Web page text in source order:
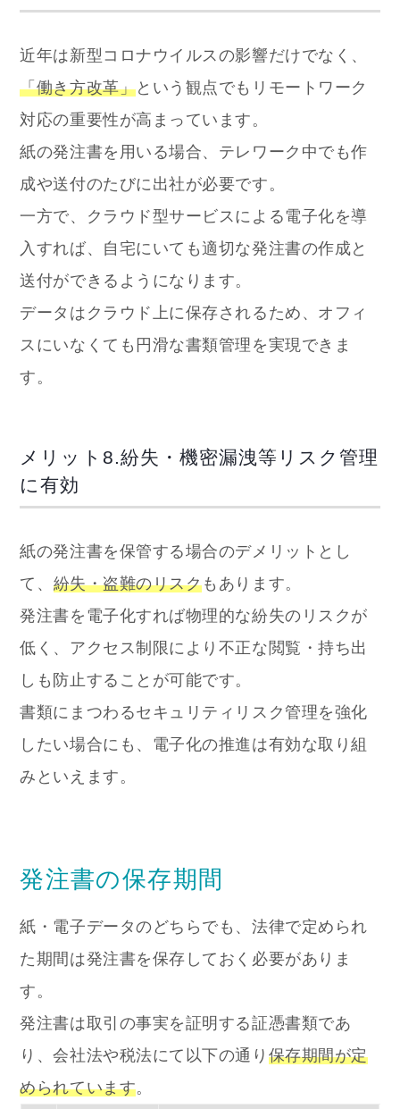
近年は新型コロナウイルスの影響だけでなく、
「働き方改革」という観点でもリモートワーク
対応の重要性が高まっています。
紙の発注書を用いる場合、テレワーク中でも作
成や送付のたびに出社が必要です。
一方で、クラウド型サービスによる電子化を導
入すれば、自宅にいても適切な発注書の作成と
送付ができるようになります。
データはクラウド上に保存されるため、オフィ
スにいなくても円滑な書類管理を実現できま
す。
メリット8.紛失・機密漏洩等リスク管理
に有効
紙の発注書を保管する場合のデメリットとし
て、 紛失・盗難のリスクもあります。
発注書を電子化すれば物理的な紛失のリスクが
低く、アクセス制限により不正な閲覧・持ち出
しも防止することが可能です。
書類にまつわるセキュリティリスク管理を強化
したい場合にも、電子化の推進は有効な取り組
みといえます。
発注書の保存期間
紙・電子データのどちらでも、法律で定められ
た期間は発注書を保存しておく必要がありま
す。
発注書は取引の事実を証明する証憑書類であ
り、会社法や税法にて以下の通り 保存期間が定
められています。